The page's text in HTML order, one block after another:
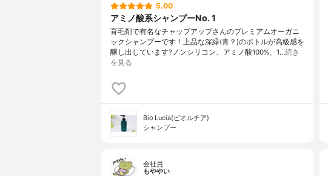
5.00
アミノ酸系シャンプーNo. 1
育毛剤で有名なチャップアップさんのプレミアムオーガニ
ックシャンプーです！上品な深緑(青？)のボトルが高級感を
醸し出しています?ノンシリコン、アミノ酸100%、1…続き
を見る
Bio Lucia(ビオルチア)
シャンプー
会社員
もややい